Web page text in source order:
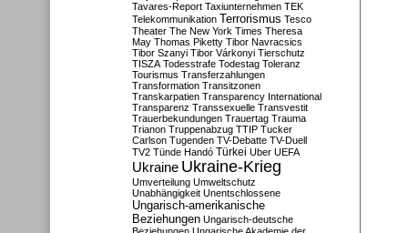
Tavares-Report Taxiunternehmen TEK
Telekommunikation Terrorismus Tesco
Theater The New York Times Theresa
May Thomas Piketty Tibor Navracsics
Tibor Szanyi Tibor Várkonyi Tierschutz
TISZA Todesstrafe Todestag Toleranz
Tourismus Transferzahlungen
Transformation Transitzonen
Transkarpatien Transparency International
Transparenz Transsexuelle Transvestit
Trauerbekundungen Trauertag Trauma
Trianon Truppenabzug TTIP Tucker
Carlson Tugenden TV-Debatte TV-Duell
TV2 Tünde Handó Türkei Uber UEFA
Ukraine Ukraine-Krieg
Umverteilung Umweltschutz
Unabhängigkeit Unentschlossene
Ungarisch-amerikanische
Beziehungen Ungarisch-deutsche